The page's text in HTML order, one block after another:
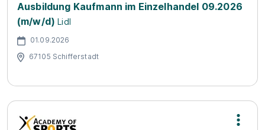
Ausbildung Kaufmann im Einzelhandel 09.2026
(m/w/d) Lidl
01.09.2026
67105 Schifferstadt